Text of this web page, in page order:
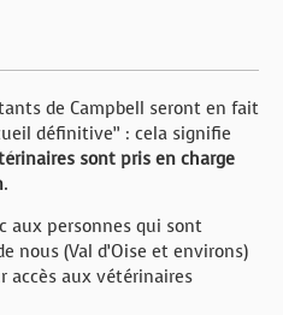
de Campbell seront en fait
définitive” : cela signifie
sont pris en charge
.
aux personnes qui sont
nous (Val d’Oise et environs)
accès aux vétérinaires